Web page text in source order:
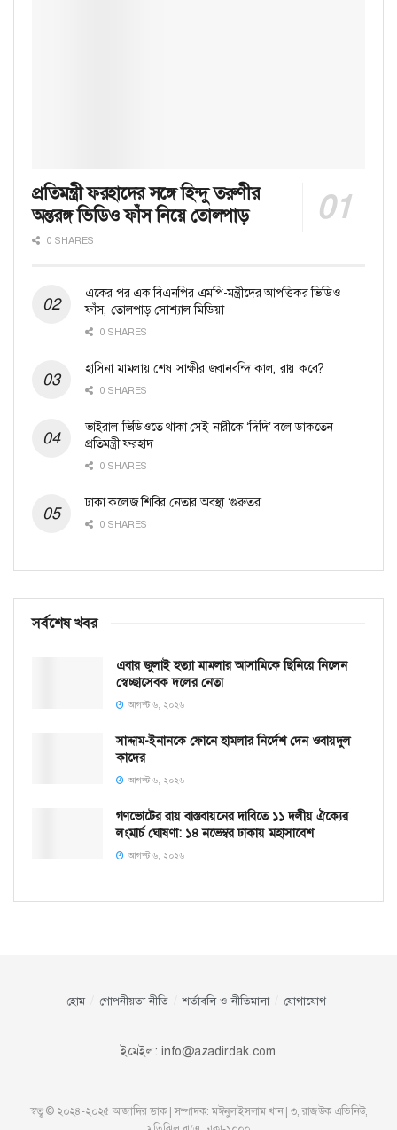
প্রতিমন্ত্রী ফরহাদের সঙ্গে হিন্দু তরুণীর
অন্তরঙ্গ ভিডিও ফাঁস নিয়ে তোলপাড়
0 SHARES
একের পর এক বিএনপির এমপি-মন্ত্রীদের আপত্তিকর ভিডিও
ফাঁস, তোলপাড় সোশ্যাল মিডিয়া
0 SHARES
হাসিনা মামলায় শেষ সাক্ষীর জবানবন্দি কাল, রায় কবে?
0 SHARES
ভাইরাল ভিডিওতে থাকা সেই নারীকে ‘দিদি’ বলে ডাকতেন
প্রতিমন্ত্রী ফরহাদ
0 SHARES
ঢাকা কলেজ শিবির নেতার অবস্থা ‘গুরুতর’
0 SHARES
সর্বশেষ খবর
এবার জুলাই হত্যা মামলার আসামিকে ছিনিয়ে নিলেন
স্বেচ্ছাসেবক দলের নেতা
আগস্ট ৬, ২০২৬
সাদ্দাম-ইনানকে ফোনে হামলার নির্দেশ দেন ওবায়দুল
কাদের
আগস্ট ৬, ২০২৬
গণভোটের রায় বাস্তবায়নের দাবিতে ১১ দলীয় ঐক্যের
লংমার্চ ঘোষণা: ১৪ নভেম্বর ঢাকায় মহাসাবেশ
আগস্ট ৬, ২০২৬
হোম গোপনীয়তা নীতি শর্তাবলি ও নীতিমালা যোগাযোগ
ইমেইল: info@azadirdak.com
স্বত্ব © ২০২৪-২০২৫ আজাদির ডাক | সম্পাদক: মঈনুল ইসলাম খান | ৩, রাজউক এভিনিউ,